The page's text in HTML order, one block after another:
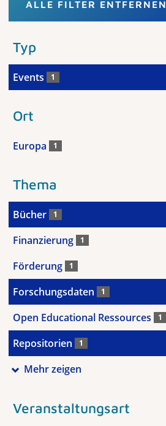
ALLE FILTER ENTFERNEN
Typ
Events 1
Ort
Europa 1
Thema
Bücher 1
Finanzierung 1
Förderung 1
Forschungsdaten 1
Open Educational Ressources 1
Repositorien 1
Mehr zeigen
Veranstaltungsart